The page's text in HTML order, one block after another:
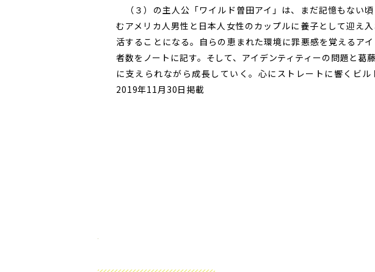
（３）の主人公「ワイルド曽田アイ」は、まだ記憶もない
むアメリカ人男性と日本人女性のカップルに養子として迎え
活することになる。自らの恵まれた環境に罪悪感を覚えるア
者数をノートに記す。そして、アイデンティティーの問題と葛
に支えられながら成長していく。心にストレートに響くビ
2019年11月30日掲載